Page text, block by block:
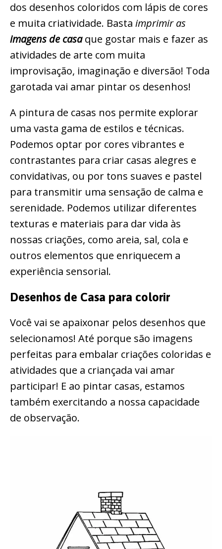
dos desenhos coloridos com lápis de cores
e muita criatividade. Basta imprimir as
imagens de casaque gostar mais e fazer as
atividades de arte com muita
improvisação, imaginação e diversão! Toda
garotada vai amar pintar os desenhos!
A pintura de casas nos permite explorar
uma vasta gama de estilos e técnicas.
Podemos optar por cores vibrantes e
contrastantes para criar casas alegres e
convidativas, ou por tons suaves e pastel
para transmitir uma sensação de calma e
serenidade. Podemos utilizar diferentes
texturas e materiais para dar vida às
nossas criações, como areia, sal, cola e
outros elementos que enriquecem a
experiência sensorial.
Desenhos de Casa para colorir
Você vai se apaixonar pelos desenhos que
selecionamos! Até porque são imagens
perfeitas para embalar criações coloridas e
atividades que a criançada vai amar
participar! E ao pintar casas, estamos
também exercitando a nossa capacidade
de observação.